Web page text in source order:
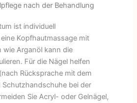
nach der Behandlung
ist individuell
Kopfhautmassage mit
wie Arganöl kann die
Für die Nägel helfen
Rücksprache mit dem
bei der
Sie Acryl- oder Gelnägel,